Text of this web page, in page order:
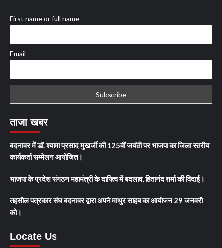
First name or full name
Email
ताजा खबर
बदनावर में डॉ. श्यामा प्रसाद मुखर्जी की 125वीं जयंती पर भाजपा का जिला स्तरीय
कार्यकर्ता सम्मेलन आयोजित।
भाजपा के प्रदेश संगठन महामंत्री के दायित्व में बदलाव, हितानंद शर्मा की विदाई।
तहसील पत्रकार संघ बदनावर द्वारा अपने माथुर साहब का आयोजन 29 जनवरी
को।
Locate Us